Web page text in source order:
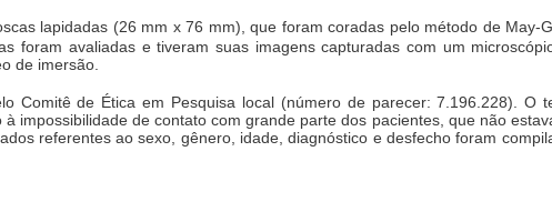
lapidadas (26 mm x 76 mm), que foram coradas pelo método de May-
foram avaliadas e tiveram suas imagens capturadas com um
de imersão.
Comitê de Ética em Pesquisa local (número de parecer: 7.196.228). O
impossibilidade de contato com grande parte dos pacientes, que não
referentes ao sexo, gênero, idade, diagnóstico e desfecho foram